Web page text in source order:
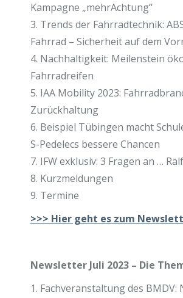
Kampagne „mehrAchtung“
3. Trends der Fahrradtechnik:
Fahrrad – Sicherheit auf dem
4. Nachhaltigkeit: Meilenstein
Fahrradreifen
5. IAA Mobility 2023:
Zurückhaltung
6. Beispiel Tübingen macht
S-Pedelecs bessere Chancen
7. IFW exklusiv: 3 Fragen an …
8. Kurzmeldungen
9. Termine
>>> Hier geht es zum
Newsletter Juli 2023 – Die
1. Fachveranstaltung des